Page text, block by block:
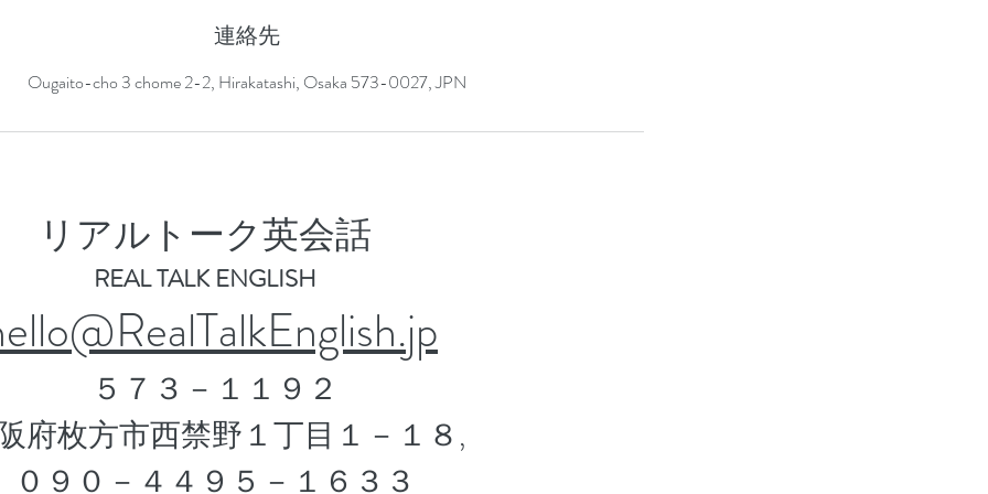
連絡先
Ougaito-cho 3 chome 2-2, Hirakatashi, Osaka 573-0027, JPN
​リアルトーク英会話
REAL TALK ENGLISH
５７３－１１９２
府枚方市西禁野１丁目１－１８,
​０９０－４４９５－１６３３